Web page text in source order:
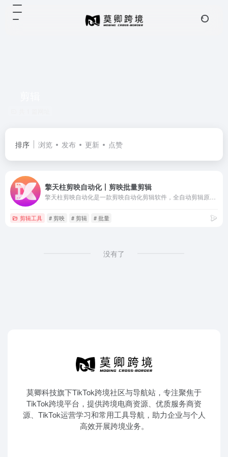
排序 浏览 发布 更新 点赞
擎天柱剪映自动化丨剪映批量剪辑
剪辑工具 # 剪映 # 剪辑 # 批量
没有了
莫卿科技旗下TikTok跨境社区与导航站，专注聚焦于
TikTok跨境平台，提供跨境电商资源、优质服务商资
源、TikTok运营学习和常用工具导航，助力企业与个人
高效开展跨境业务。